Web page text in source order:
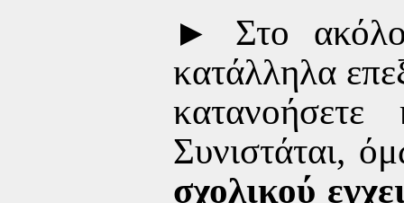
► Στο
κατάλληλα
Συνιστάται,
σχολικού